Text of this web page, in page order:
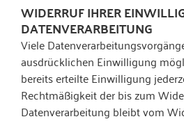
WIDERRUF IHRER
DATENVERARBEITUNG
Viele
ausdrücklichen Einwilligung
bereits erteilte Einwilligung
Rechtmäßigkeit der bis zum
Datenverarbeitung bleibt vom